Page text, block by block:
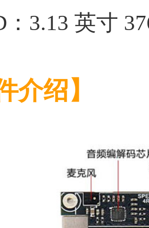
3.13 英寸
介绍】